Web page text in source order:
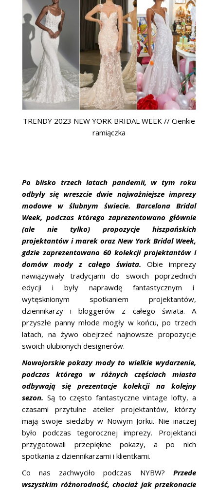
TRENDY 2023 NEW YORK BRIDAL WEEK // Cienkie
ramiączka
Po blisko trzech latach pandemii, w tym roku
odbyły się wreszcie dwie najważniejsze imprezy
modowe w ślubnym świecie. Barcelona Bridal
Week, podczas którego zaprezentowano głównie
(ale nie tylko) propozycje hiszpańskich
projektantów i marek oraz New York Bridal Week,
gdzie zaprezentowano 60 kolekcji projektantów i
domów mody z całego świata. Obie imprezy
nawiązywały tradycjami do swoich poprzednich
edycji i były naprawdę fantastycznym i
wytęsknionym spotkaniem projektantów,
dziennikarzy i bloggerów z całego świata. A
przyszłe panny młode mogły w końcu, po trzech
latach, na żywo obejrzeć najnowsze propozycje
swoich ulubionych designerów.
Nowojorskie pokazy mody to wielkie wydarzenie,
podczas którego w różnych częściach miasta
odbywają się prezentacje kolekcji na kolejny
sezon. Są to często fantastyczne vintage lofty, a
czasami przytulne atelier projektantów, którzy
mają swoje siedziby w Nowym Jorku. Nie inaczej
było podczas tegorocznej imprezy. Projektanci
przygotowali przepiękne pokazy, a po nich
spotkania z dziennikarzami i klientkami.
Co nas zachwyciło podczas NYBW? Przede
wszystkim różnorodność, chociaż jak przekonacie